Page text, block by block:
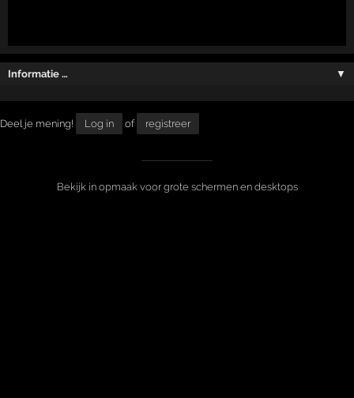
Informatie … ▼
Deel je mening! Log in of registreer
Bekijk in opmaak voor grote schermen en desktops